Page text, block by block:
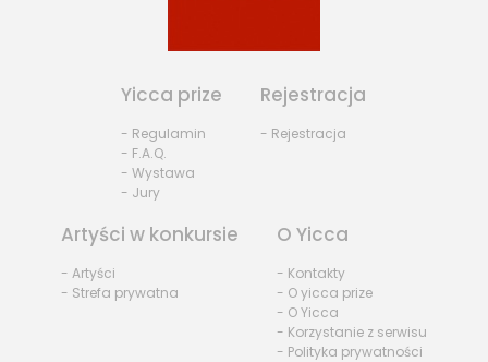
Yicca prize
- Regulamin
- F.A.Q.
- Wystawa
- Jury
Rejestracja
- Rejestracja
Artyści w konkursie
- Artyści
- Strefa prywatna
O Yicca
- Kontakty
- O yicca prize
- O Yicca
- Korzystanie z serwisu
- Polityka prywatności